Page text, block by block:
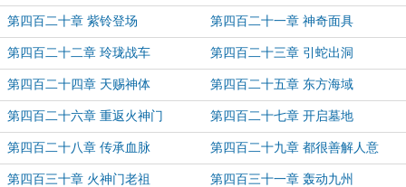
第四百二十章 紫铃登场 第四百二十一章 神奇面具
第四百二十二章 玲珑战车 第四百二十三章 引蛇出洞
第四百二十四章 天赐神体 第四百二十五章 东方海域
第四百二十六章 重返火神门 第四百二十七章 开启墓地
第四百二十八章 传承血脉 第四百二十九章 都很善解人意
第四百三十章 火神门老祖 第四百三十一章 轰动九州